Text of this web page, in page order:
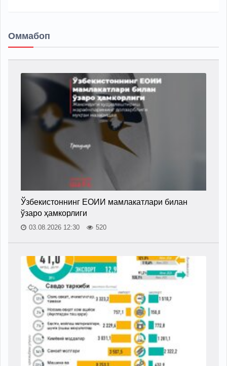
Оммабоп
Ўзбекистоннинг ЕОИИ мамлакатлари билан
ўзаро ҳамкорлиги
03.08.2026 12:30 520